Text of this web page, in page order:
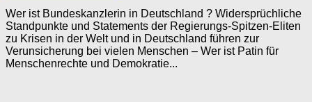
Wer ist Bundeskanzlerin in Deutschland ? Widersprüchliche
Standpunkte und Statements der Regierungs-Spitzen-Eliten
zu Krisen in der Welt und in Deutschland führen zur
Verunsicherung bei vielen Menschen – Wer ist Patin für
Menschenrechte und Demokratie...